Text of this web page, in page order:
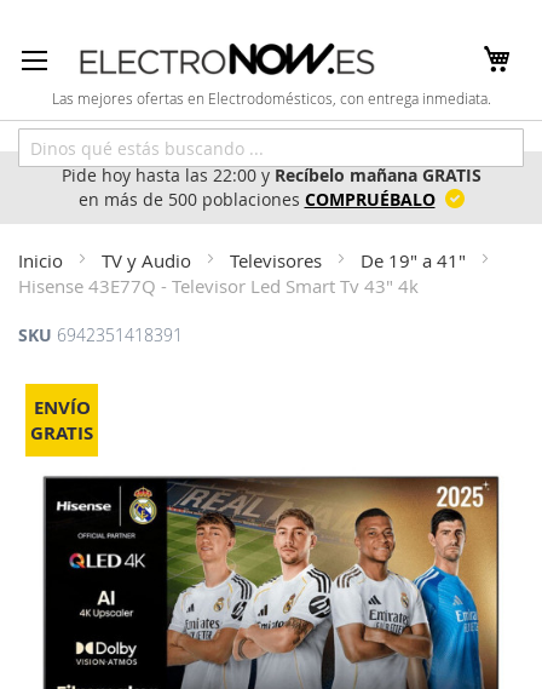
al
contenido
Las mejores ofertas en Electrodomésticos, con entrega inmediata.
Pide hoy hasta las 22:00 yRecíbelo mañana GRATIS
en más de 500 poblaciones COMPRUÉBALO
Inicio TV y Audio Televisores
De 19" a 41"
Hisense 43E77Q - Televisor Led Smart Tv 43" 4k
ENVÍO
GRATIS
SKU 6942351418391
Saltar
final
de
galería
imágenes